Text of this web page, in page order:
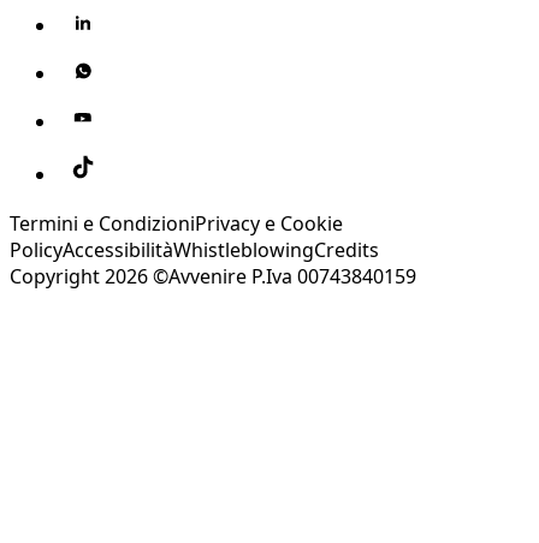
Termini e CondizioniPrivacy e Cookie
PolicyAccessibilitàWhistleblowingCredits
Copyright 2026 ©Avvenire P.Iva 00743840159